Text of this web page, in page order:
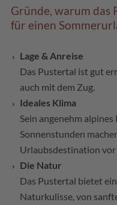
Gründe, warum
für einen
Lage & Anreise
Das Pustertal ist gut
auch mit dem Zug.
Ideales Klima
Sein angenehm
Sonnenstunden
Urlaubsdestination vor
Die Natur
Das Pustertal bietet
Naturkulisse, von